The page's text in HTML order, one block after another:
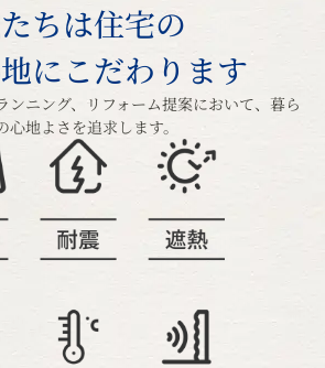
ちは住宅の
にこだわります
ンニング、リフォーム提案において、暮ら
心地よさを追求します。